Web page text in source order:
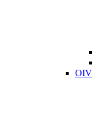
OIV